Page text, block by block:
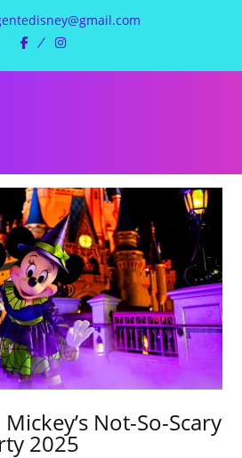
facebookinstagram
Not-So-Scary
2025